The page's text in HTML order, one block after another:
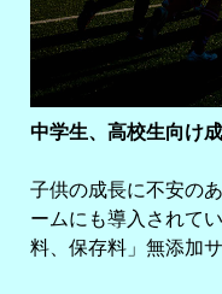
中学生、高校生向け
子供の成長に不安の
ームにも導入されて
料、保存料」無添加